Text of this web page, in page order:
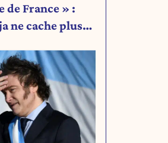
de France » :
ne cache plus